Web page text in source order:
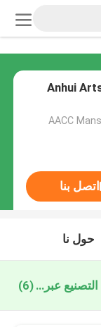
Anhui
AACC
اتصل بنا
حول نا
high bass bluetooth earphones التصنيع عبر الإنترنت (6)